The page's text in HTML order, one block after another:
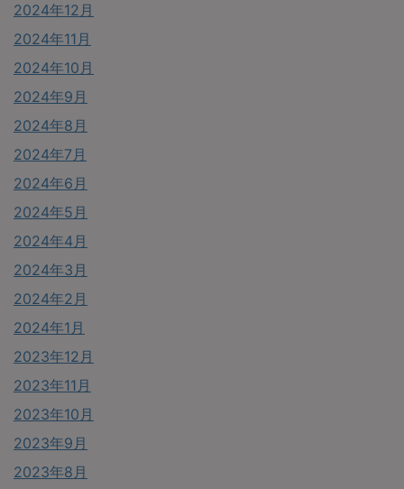
2024年12月
2024年11月
2024年10月
2024年9月
2024年8月
2024年7月
2024年6月
2024年5月
2024年4月
2024年3月
2024年2月
2024年1月
2023年12月
2023年11月
2023年10月
2023年9月
2023年8月